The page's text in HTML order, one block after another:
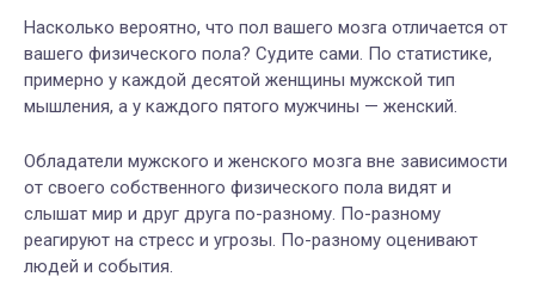
Насколько вероятно, что пол вашего мозга отличается от
вашего физического пола? Судите сами. По статистике,
примерно у каждой десятой женщины мужской тип
мышления, а у каждого пятого мужчины — женский.
Обладатели мужского и женского мозга вне зависимости
от своего собственного физического пола видят и
слышат мир и друг друга по-разному. По-разному
реагируют на стресс и угрозы. По-разному оценивают
людей и события.